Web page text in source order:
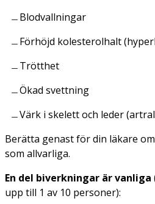
Blodvallningar
Förhöjd kolesterolhalt
Trötthet
Ökad svettning
Värk i skelett och leder
Berätta genast för din läkare
som allvarliga.
En del biverkningar är vanliga
upp till 1 av 10 personer):